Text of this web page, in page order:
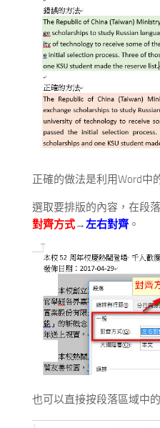
正確的做法是利用Word中
選取要排版的內容，在段
對齊方式→左右對齊 。
也可以直接按段落區域中